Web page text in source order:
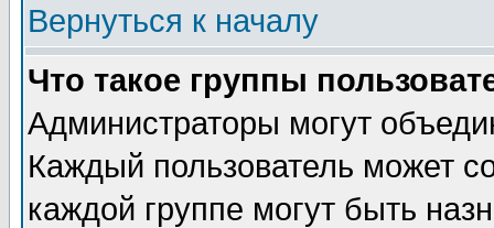
Вернуться к началу
Что такое группы
Администраторы могут
Каждый пользователь может
каждой группе могут быть